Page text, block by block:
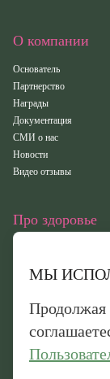
МЫ
Продолжая
О компании
Основатель
Партнерство
Награды
Документация
СМИ о нас
Новости
Видео отзывы
Про здоровье
Здоровье
Иридотест
Обработка